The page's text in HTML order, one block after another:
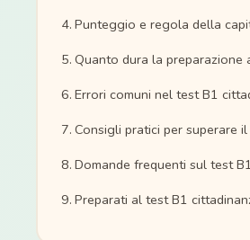
Punteggio e regola della
Quanto dura la preparazione
Errori comuni nel test B1
Consigli pratici per superare
Domande frequenti sul test
Preparati al test B1